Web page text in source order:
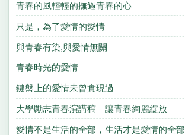
青春的風輕輕的撫過青春的心
只是，為了愛情的愛情
與青春有染,與愛情無關
青春時光的愛情
鍵盤上的愛情未曾實現過
大學勵志青春演講稿 讓青春絢麗綻放
愛情不是生活的全部，生活才是愛情的全部